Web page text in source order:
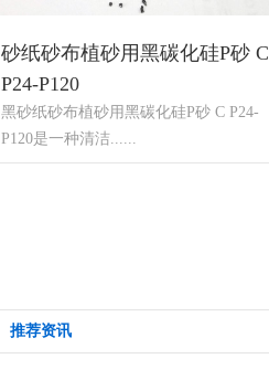
砂纸砂布植砂用黑碳化硅P砂 C
P24-P120
黑砂纸砂布植砂用黑碳化硅P砂 C P24-
P120是一种清洁......
推荐资讯